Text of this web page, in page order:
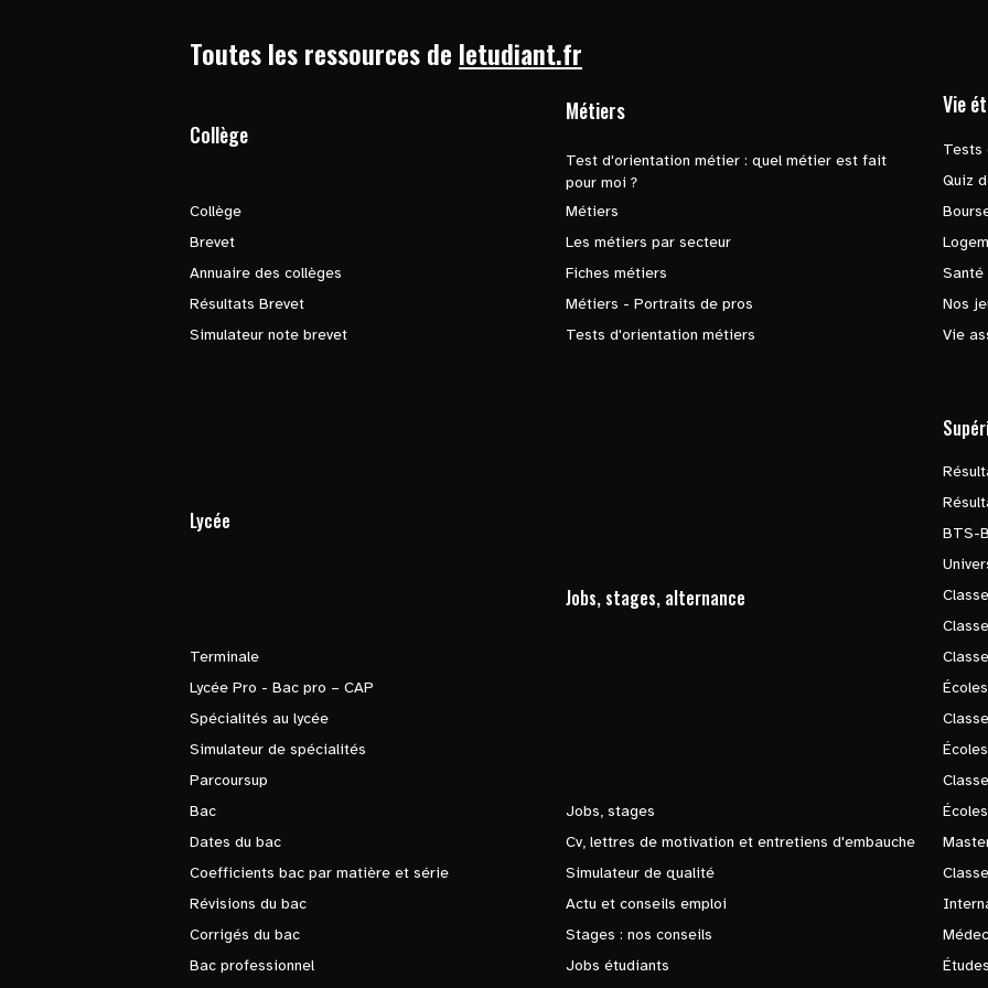
Toutes les ressources de letudiant.fr
Collège
Collège
Brevet
Annuaire des collèges
Résultats Brevet
Simulateur note brevet
Métiers
Test d'orientation métier : quel métier est fait
pour moi ?
Métiers
Les métiers par secteur
Fiches métiers
Métiers - Portraits de pros
Tests d'orientation métiers
Vie
Tests
Quiz
Santé
Nos
Vie
Lycée
Terminale
Lycée Pro - Bac pro – CAP
Spécialités au lycée
Simulateur de spécialités
Parcoursup
Bac
Dates du bac
Coefficients bac par matière et série
Révisions du bac
Corrigés du bac
Bac professionnel
Jobs, stages, alternance
Jobs, stages
Cv, lettres de motivation et entretiens d'embauche
Simulateur de qualité
Actu et conseils emploi
Stages : nos conseils
Jobs étudiants
BTS-